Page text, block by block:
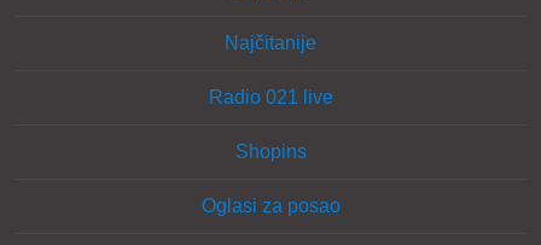
Najčitanije
Radio 021 live
Shopins
Oglasi za posao